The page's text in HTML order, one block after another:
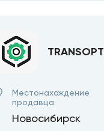
TRANSOPT
Местонахождение
продавца
Новосибирск